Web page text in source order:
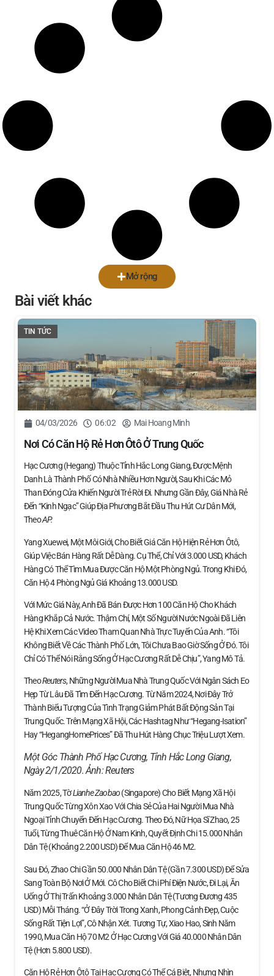
Mở rộng
Bài viết khác
TIN TỨC
04/03/2026 06:02 Mai Hoang Minh
Nơi Có Căn Hộ Rẻ Hơn Ôtô Ở Trung Quốc
Hạc Cương (Hegang) Thuộc Tỉnh Hắc Long Giang, Được Mệnh
Danh Là Thành Phố Có Nhà Nhiều Hơn Người, Sau Khi Các Mỏ
Than Đóng Cửa Khiến Người Trẻ Rời Đi. Nhưng Gần Đây, Giá Nhà Rẻ
Đến “kinh Ngạc” Giúp Địa Phương Bắt Đầu Thu Hút Cư Dân Mới,
TheoAP.
Yang Xuewei, Một Môi Giới, Cho Biết Giá Căn Hộ Hiện Rẻ Hơn Ôtô,
Giúp Việc Bán Hàng Rất Dễ Dàng. Cụ Thể, Chỉ Với 3.000 USD, Khách
Hàng Có Thể Tìm Mua Được Căn Hộ Một Phòng Ngủ. Trong Khi Đó,
Căn Hộ 4 Phòng Ngủ Giá Khoảng 13.000 USD.
Với Mức Giá Này, Anh Đã Bán Được Hơn 100 Căn Hộ Cho Khách
Hàng Khắp Cả Nước. Thậm Chí, Một Số Người Nước Ngoài Đã Liên
Hệ Khi Xem Các Video Tham Quan Nhà Trực Tuyến Của Anh. “Tôi
Không Biết Về Các Thành Phố Lớn, Tôi Chưa Bao Giờ Sống Ở Đó. Tôi
Chỉ Có Thể Nói Rằng Sống Ở Hạc Cương Rất Dễ Chịu”, Yang Mô Tả.
TheoReuters, Những Người Mua Nhà Trung Quốc Với Ngân Sách Eo
Hẹp Từ Lâu Đã Tìm Đến Hạc Cương. Từ Năm 2024, Nơi Đây Trở
Thành Biểu Tượng Của Tình Trạng Giảm Phát Bất Động Sản Tại
Trung Quốc. Trên Mạng Xã Hội, Các Hashtag Như “Hegang-Isation”
Hay “HegangHomePrices” Đã Thu Hút Hàng Chục Triệu Lượt Xem.
Một Góc Thành Phố Hạc Cương, Tỉnh Hắc Long Giang,
Ngày 2/1/2020. Ảnh:Reuters
Năm 2025, TờLianhe Zaobao(Singapore) Cho Biết Mạng Xã Hội
Trung Quốc Từng Xôn Xao Với Chia Sẻ Của Hai Người Mua Nhà
Ngoại Tỉnh Chuyển Đến Hạc Cương. Theo Đó, Nữ Họa Sĩ Zhao, 25
Tuổi, Từng Thuê Căn Hộ Ở Nam Kinh, Quyết Định Chi 15.000 Nhân
Dân Tệ (khoảng 2.200 USD) Để Mua Căn Hộ 46 M2.
Sau Đó, Zhao Chi Gần 50.000 Nhân Dân Tệ (gần 7.300 USD) Để Sửa
Sang Toàn Bộ Nơi Ở Mới. Cô Cho Biết Chi Phí Điện Nước, Đi Lại, Ăn
Uống Ở Thị Trấn Khoảng 3.000 Nhân Dân Tệ (tương Đương 435
USD) Mỗi Tháng. “Ở Đây Trời Trong Xanh, Phong Cảnh Đẹp, Cuộc
Sống Rất Tiện Lợi”, Cô Nhận Xét. Tương Tự, Xiao Hao, Sinh Năm
1990, Mua Căn Hộ 70 M2 Ở Hạc Cương Với Giá 40.000 Nhân Dân
Tệ (hơn 5.800 USD).
Căn Hộ Rẻ Hơn Ôtô Tại Hạc Cương Có Thể Cá Biệt, Nhưng Nhìn